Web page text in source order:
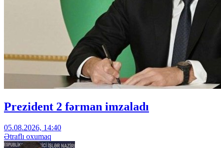
Prezident 2 fərman imzaladı
05.08.2026, 14:40
Ətraflı oxumaq